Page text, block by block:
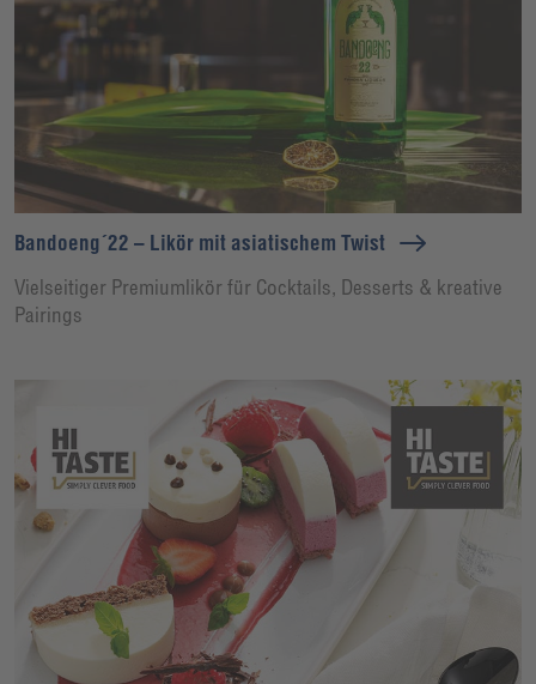
Bandoeng´22 – Likör mit asiatischem Twist
Vielseitiger Premiumlikör für Cocktails, Desserts & kreative
Pairings